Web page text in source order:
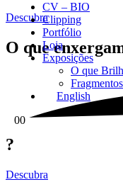
CV – BIO
Clipping
Portfólio
Loja
Exposições
O que
English
00
Descubra
O que
?
Descubra